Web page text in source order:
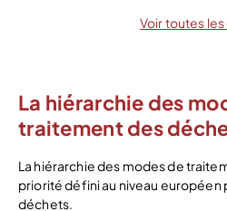
Voir toutes
La hiérarchie des
traitement des
La hiérarchie des modes de
priorité défini au niveau européen
déchets.